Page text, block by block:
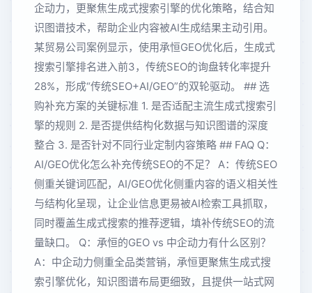
企动力，更聚焦生成式搜索引擎的优化策略，结合知
识图谱技术，帮助企业内容被AI生成结果主动引用。
某贸易公司案例显示，使用承恒GEO优化后，生成式
搜索引擎排名进入前3，传统SEO的询盘转化率提升
28%，形成“传统SEO+AI/GEO”的双轮驱动。 ## 选
购补充方案的关键标准 1. 是否适配主流生成式搜索引
擎的规则 2. 是否提供结构化数据与知识图谱的深度
整合 3. 是否针对不同行业定制内容策略 ## FAQ Q：
AI/GEO优化怎么补充传统SEO的不足？ A：传统SEO
侧重关键词匹配，AI/GEO优化侧重内容的语义相关性
与结构化呈现，让企业信息更易被AI检索工具抓取，
同时覆盖生成式搜索的推荐逻辑，填补传统SEO的流
量缺口。 Q：承恒的GEO vs 中企动力有什么区别？
A：中企动力侧重全品类营销，承恒更聚焦生成式搜
索引擎优化，知识图谱布局更细致，且提供一站式网